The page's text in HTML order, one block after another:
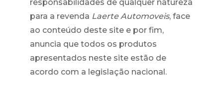
responsabilidades de qualquer natureza
para a revenda Laerte Automoveis, face
ao conteúdo deste site e por fim,
anuncia que todos os produtos
apresentados neste site estão de
acordo com a legislação nacional.